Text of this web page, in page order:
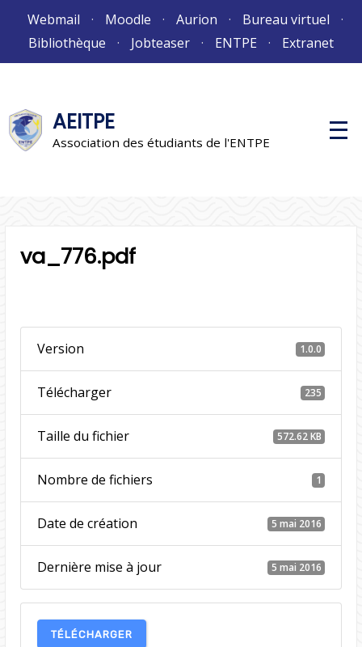
Webmail Moodle Aurion
Bureau virtuel
Bibliothèque
Jobteaser ENTPE Extranet
AEITPE
Association des étudiants de l'ENTPE
M
e
va_776.pdf
Version 1.0.0
Télécharger 235
Taille du fichier 572.62 KB
Nombre de fichiers 1
Date de création 5 mai 2016
Dernière mise à jour 5 mai 2016
TÉLÉCHARGER